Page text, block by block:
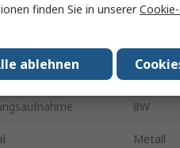
VPB,
8W
Metall
finden Sie in unserer
ablehnen